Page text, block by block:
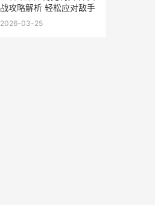
战攻略解析 轻松应对敌手
2026-03-25